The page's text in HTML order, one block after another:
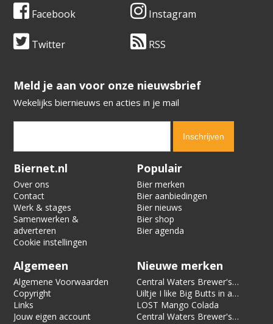
Facebook Instagram
Twitter RSS
​​​​​​​Meld je aan voor onze nieuwsbrief
Wekelijks biernieuws en acties in je mail
Verification code:
Biernet.nl
Over ons
Contact
Werk & stages
Samenwerken &
adverteren
Cookie instellingen
Populair
Bier merken
Bier aanbiedingen
Bier nieuws
Bier shop
Bier agenda
Algemeen
Algemene Voorwaarden
Copyright
Links
Jouw eigen account
Nieuwe merken
Central Waters Brewer's
Reserve Pecan Kringle
Stout
Uiltje I like Big Butts in a
Can of Limes
LOST Mango Colada
Central Waters Brewer's